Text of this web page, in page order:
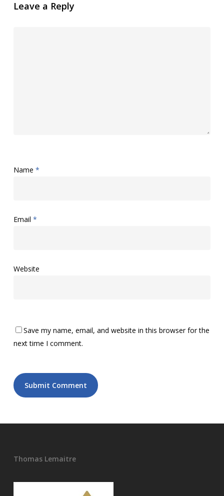
Leave a Reply
Name *
Email *
Website
Save my name, email, and website in this browser for the
next time I comment.
Thomas Lemaitre